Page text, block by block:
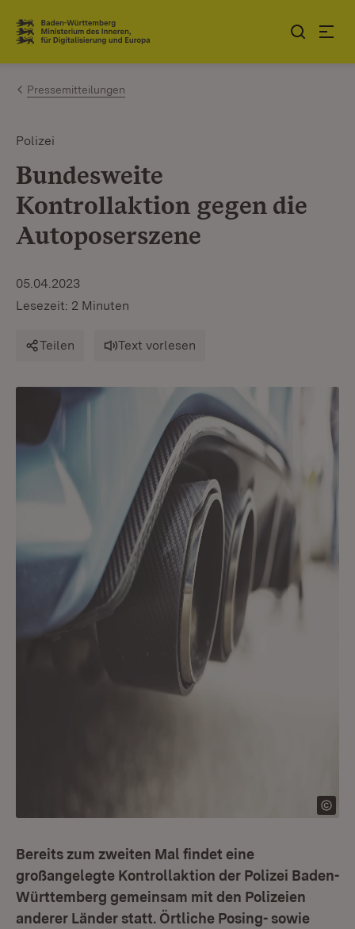
Zum Inhalt springen
Link zur Startseite
Pressemitteilungen
Polizei
Bundesweite
Kontrollaktion gegen die
Autoposerszene
05.04.2023
Lesezeit: 2 Minuten
Teilen Text vorlesen
Bereits zum zweiten Mal findet eine
großangelegte Kontrollaktion der Polizei Baden-
Württemberg gemeinsam mit den Polizeien
anderer Länder statt. Örtliche Posing- sowie